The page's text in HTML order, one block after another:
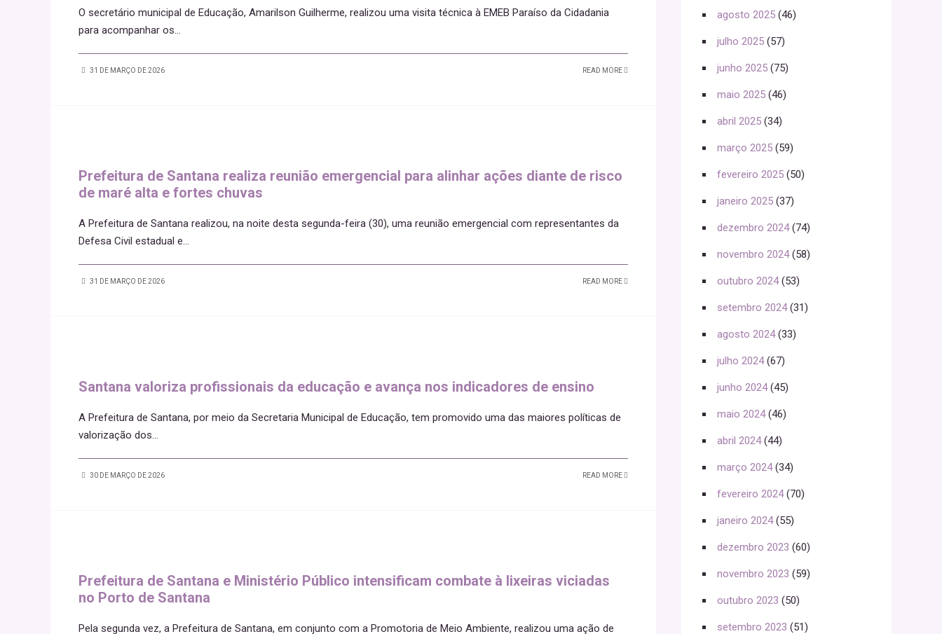
O secretário municipal de Educação, Amarilson Guilherme, realizou uma visita técnica à EMEB Paraíso da Cidadania
para acompanhar os...
31 DE MARÇO DE 2026 READ MORE
Prefeitura de Santana realiza reunião emergencial para alinhar ações diante de risco
de maré alta e fortes chuvas
A Prefeitura de Santana realizou, na noite desta segunda-feira (30), uma reunião emergencial com representantes da
Defesa Civil estadual e...
31 DE MARÇO DE 2026 READ MORE
Santana valoriza profissionais da educação e avança nos indicadores de ensino
A Prefeitura de Santana, por meio da Secretaria Municipal de Educação, tem promovido uma das maiores políticas de
valorização dos...
30 DE MARÇO DE 2026 READ MORE
Prefeitura de Santana e Ministério Público intensificam combate à lixeiras viciadas
no Porto de Santana
Pela segunda vez, a Prefeitura de Santana, em conjunto com a Promotoria de Meio Ambiente, realizou uma ação de
agosto 2025 (46)
julho 2025 (57)
junho 2025 (75)
maio 2025 (46)
abril 2025 (34)
março 2025 (59)
fevereiro 2025 (50)
janeiro 2025 (37)
dezembro 2024(74)
novembro 2024(58)
outubro 2024(53)
setembro 2024(31)
agosto 2024(33)
julho 2024(67)
junho 2024(45)
maio 2024(46)
abril 2024(44)
março 2024(34)
fevereiro 2024(70)
janeiro 2024(55)
dezembro 2023 (60)
novembro 2023 (59)
outubro 2023 (50)
setembro 2023 (51)